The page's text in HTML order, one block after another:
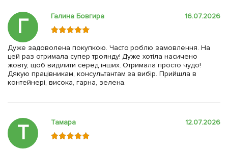
Г Галина Бовгира 16.07.2026
Дуже задоволена покупкою. Часто роблю замовлення. На
цей раз отримала супер троянду! Дуже хотіла насичено
жовту, щоб виділити серед інших. Отримала просто чудо!
Дякую працівникам, консультантам за вибір. Прийшла в
контейнері, висока, гарна, зелена.
Т Тамара 12.07.2026